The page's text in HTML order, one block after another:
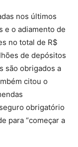
nos últimos
e o adiamento de
no total de R$
de depósitos
são obrigados a
citou o
obrigatório
para “começar a